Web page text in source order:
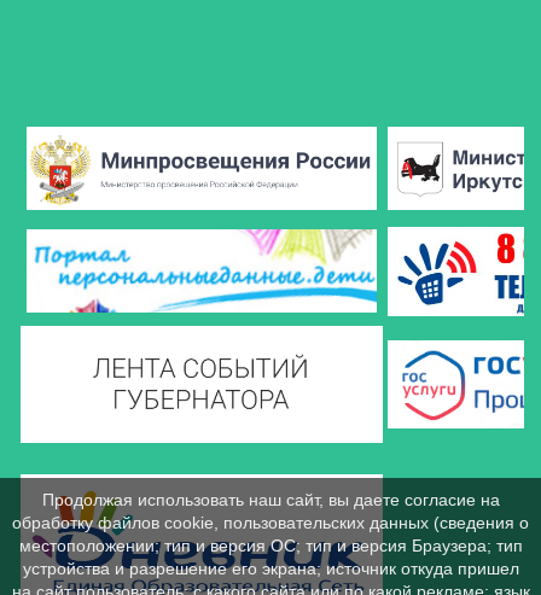
Продолжая использовать наш сайт, вы даете согласие на
обработку файлов cookie, пользовательских данных (сведения о
местоположении; тип и версия ОС; тип и версия Браузера; тип
устройства и разрешение его экрана; источник откуда пришел